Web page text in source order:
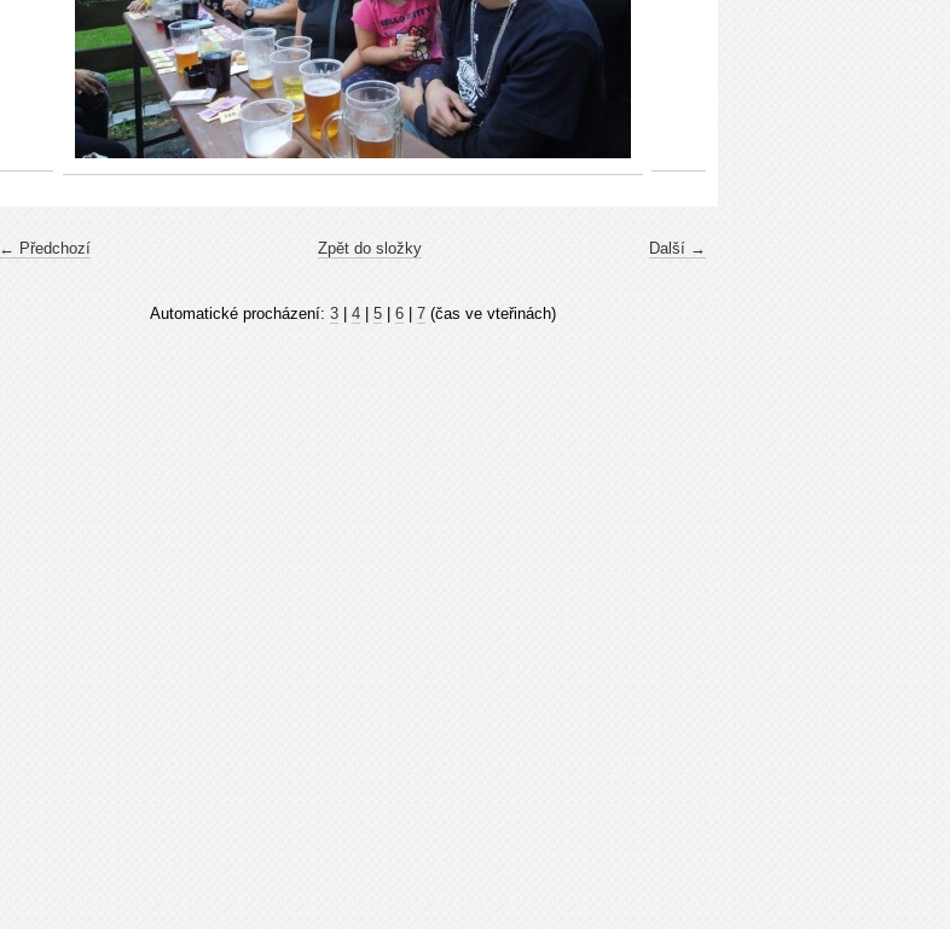
← Předchozí Další →
Zpět do složky
Automatické procházení: 3| 4| 5| 6| 7(čas ve vteřinách)